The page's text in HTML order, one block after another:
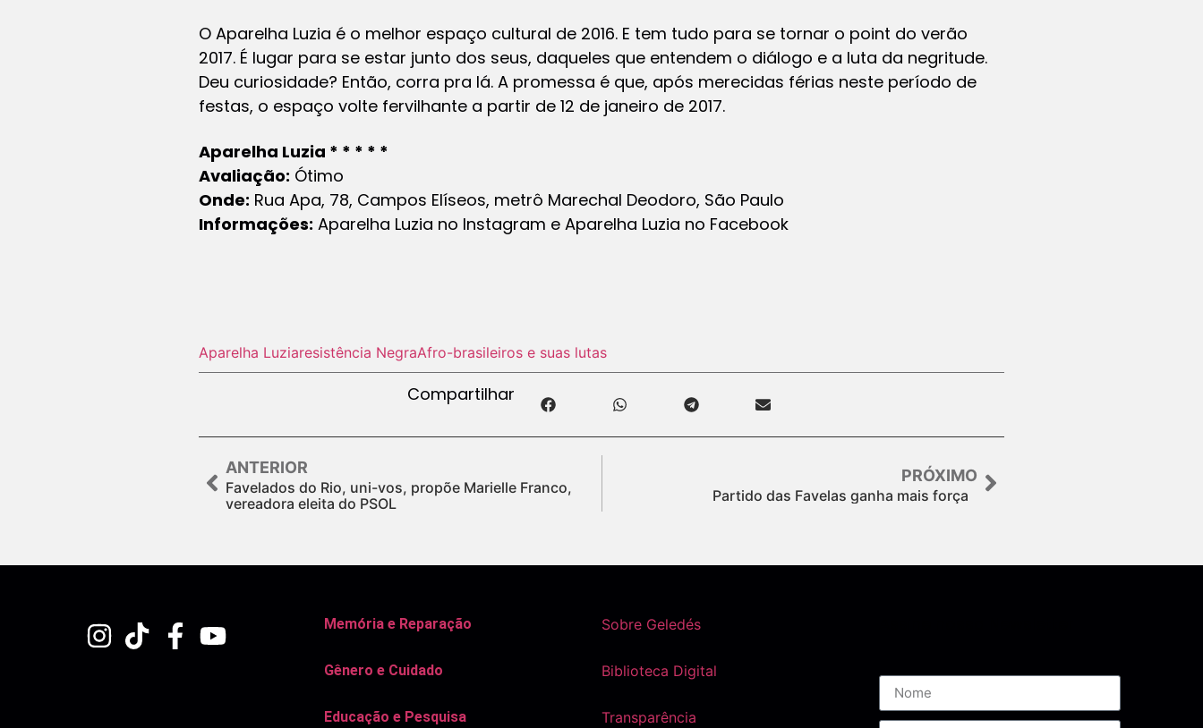
O Aparelha Luzia é o melhor espaço cultural de 2016. E tem tudo para se tornar o point do verão
2017. É lugar para se estar junto dos seus, daqueles que entendem o diálogo e a luta da negritude.
Deu curiosidade? Então, corra pra lá. A promessa é que, após merecidas férias neste período de
festas, o espaço volte fervilhante a partir de 12 de janeiro de 2017.
Aparelha Luzia * * * * *
Avaliação: Ótimo
Onde: Rua Apa, 78, Campos Elíseos, metrô Marechal Deodoro, São Paulo
Informações: Aparelha Luzia no Instagram e Aparelha Luzia no Facebook
Aparelha Luziaresistência NegraAfro-brasileiros e suas lutas
Compartilhar
ANTERIOR
Favelados do Rio, uni-vos, propõe Marielle Franco,
vereadora eleita do PSOL
PRÓXIMO
Partido das Favelas ganha mais força
Memória e Reparação
Gênero e Cuidado
Educação e Pesquisa
Sobre Geledés
Biblioteca Digital
Transparência